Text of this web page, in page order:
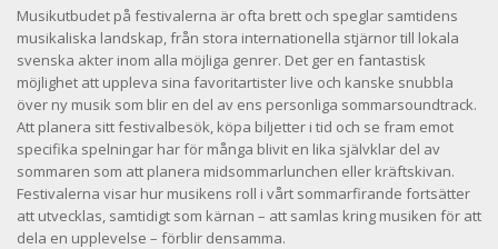
Musikutbudet på festivalerna är ofta brett och speglar samtidens
musikaliska landskap, från stora internationella stjärnor till lokala
svenska akter inom alla möjliga genrer. Det ger en fantastisk
möjlighet att uppleva sina favoritartister live och kanske snubbla
över ny musik som blir en del av ens personliga sommarsoundtrack.
Att planera sitt festivalbesök, köpa biljetter i tid och se fram emot
specifika spelningar har för många blivit en lika självklar del av
sommaren som att planera midsommarlunchen eller kräftskivan.
Festivalerna visar hur musikens roll i vårt sommarfirande fortsätter
att utvecklas, samtidigt som kärnan – att samlas kring musiken för att
dela en upplevelse – förblir densamma.